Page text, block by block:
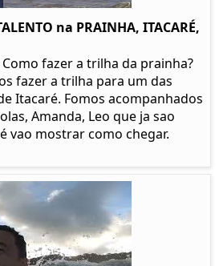
na PRAINHA, ITACARÉ,
fazer a trilha da prainha?
fazer a trilha para um das
Itacaré. Fomos acompanhados
Amanda, Leo que ja sao
vao mostrar como chegar.